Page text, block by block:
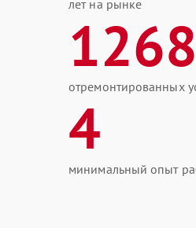
лет на рынке
1268
отремонтированных
4
минимальный опыт